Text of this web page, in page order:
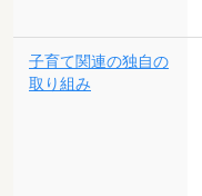
子育て関連の独自の
取り組み